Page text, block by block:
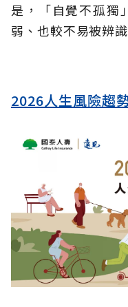
是，「自覺不孤獨
弱、也較不易被辨
2026人生風險趨